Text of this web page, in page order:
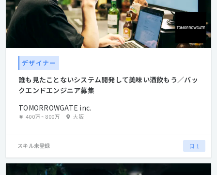
デザイナー
誰も見たことないシステム開発して美味い酒飲もう／バッ
クエンドエンジニア募集
TOMORROWGATE inc.
400万~800万 大阪
スキル未登録 1